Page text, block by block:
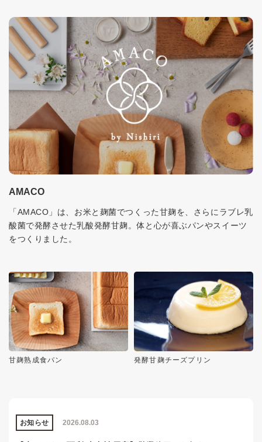
AMACO
「AMACO」は、お米と麹菌でつくった甘麹を、さらにラブレ乳
酸菌で発酵させた乳酸発酵甘麹。体と心が喜ぶパンやスイーツ
をつくりました。
甘麹熟成食パン 発酵甘麹チーズプリン
2026.08.03
お知らせ